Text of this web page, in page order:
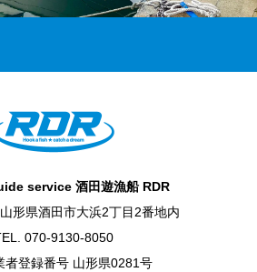
service 酒田遊漁船 RDR
形県酒田市大浜2丁目2番地内
070-9130-8050
者登録番号 山形県0281号